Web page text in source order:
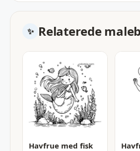
Relaterede
Havfrue med fisk